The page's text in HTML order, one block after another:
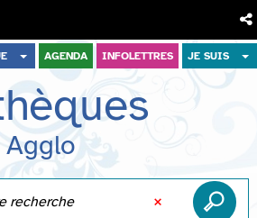
AGENDA INFOLETTRES JE SUIS
Agglo